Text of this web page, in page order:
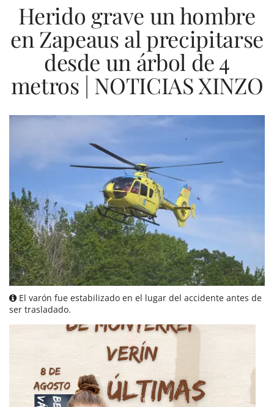
Herido grave un hombre
en Zapeaus al precipitarse
desde un árbol de 4
metros | NOTICIAS XINZO
El varón fue estabilizado en el lugar del accidente antes de
ser trasladado.